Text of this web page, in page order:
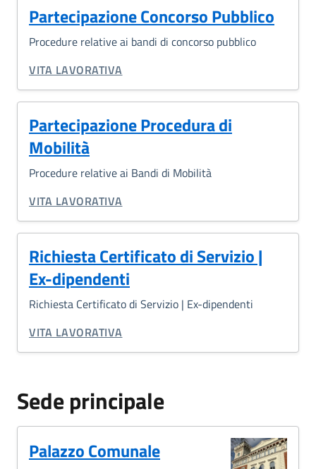
Partecipazione Concorso Pubblico
Procedure relative ai bandi di concorso pubblico
CATEGORIA CORRELATA:
VITA LAVORATIVA
Partecipazione Procedura di
Mobilità
Procedure relative ai Bandi di Mobilità
CATEGORIA CORRELATA:
VITA LAVORATIVA
Richiesta Certificato di Servizio |
Ex-dipendenti
Richiesta Certificato di Servizio | Ex-dipendenti
CATEGORIA CORRELATA:
VITA LAVORATIVA
Sede principale
Palazzo Comunale